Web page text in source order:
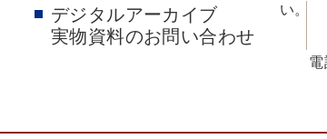
デジタルアーカイブ
実物資料のお問い合わせ
い。